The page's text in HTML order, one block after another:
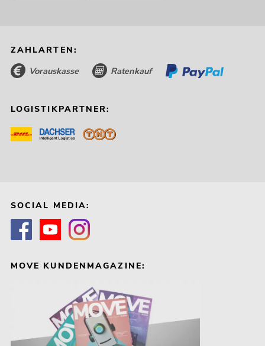
ZAHLARTEN:
Vorauskasse Ratenkauf
LOGISTIKPARTNER:
SOCIAL MEDIA:
MOVE KUNDENMAGAZINE: